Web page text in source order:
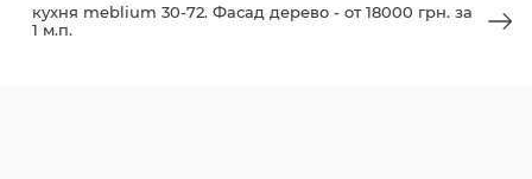
кухня meblium 30-72. Фасад дерево - от 18000 грн. за
1 м.п.